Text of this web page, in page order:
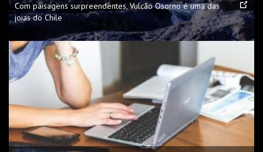
Com paisagens surpreendentes, Vulcão Osorno é uma das
joias do Chile